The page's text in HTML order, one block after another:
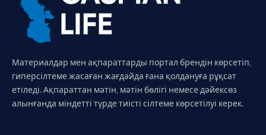
Материалдар мен ақпараттарды портал брендін көрсетіп,
гиперсілтеме жасаған жағдайда ғана қолдануға рұқсат
етіледі. Ақпараттан мәтін, мәтін бөлігі немесе дәйексөз
алынғанда міндетті түрде тиісті сілтеме көрсетілуі керек.